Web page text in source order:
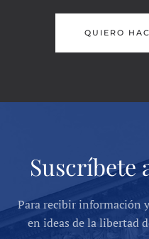
QUIERO
Suscríbete
Para recibir información
en ideas de la libertad